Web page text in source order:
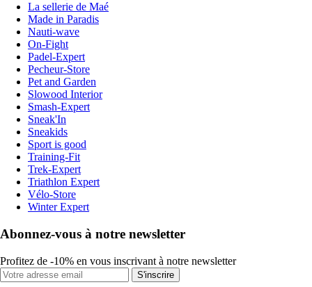
La sellerie de Maé
Made in Paradis
Nauti-wave
On-Fight
Padel-Expert
Pecheur-Store
Pet and Garden
Slowood Interior
Smash-Expert
Sneak'In
Sneakids
Sport is good
Training-Fit
Trek-Expert
Triathlon Expert
Vélo-Store
Winter Expert
Abonnez-vous à notre newsletter
Profitez de -10% en vous inscrivant à notre newsletter
S'inscrire